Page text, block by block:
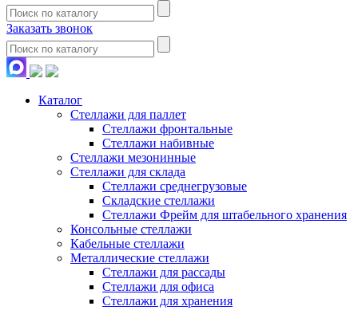
Заказать звонок
Каталог
Стеллажи для паллет
Стеллажи фронтальные
Стеллажи набивные
Стеллажи мезонинные
Стеллажи для склада
Стеллажи среднегрузовые
Складские стеллажи
Стеллажи Фрейм для штабельного хранения
Консольные стеллажи
Кабельные стеллажи
Металлические стеллажи
Стеллажи для рассады
Стеллажи для офиса
Стеллажи для хранения